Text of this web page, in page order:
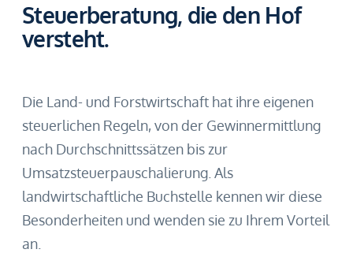
Steuerberatung, die den Hof
versteht.
Die Land- und Forstwirtschaft hat ihre eigenen
steuerlichen Regeln, von der Gewinnermittlung
nach Durchschnittssätzen bis zur
Umsatzsteuerpauschalierung. Als
landwirtschaftliche Buchstelle kennen wir diese
Besonderheiten und wenden sie zu Ihrem Vorteil
an.